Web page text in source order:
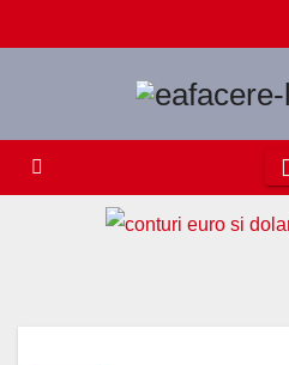
to